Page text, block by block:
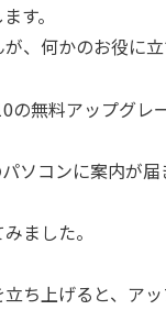
す。
、何かのお役に立
の無料アップグレ
ソコンに案内が届
ました。
ち上げると、ア